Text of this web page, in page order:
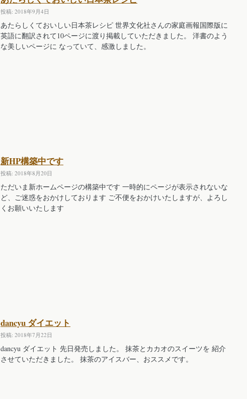
投稿: 2018年9月4日
あたらしくておいしい日本茶レシピ 世界文化社さんの家庭画報国際版に
英語に翻訳されて10ページに渡り掲載していただきました。 洋書のよう
な美しいページに なっていて、感激しました。
新HP構築中です
投稿: 2018年8月20日
ただいま新ホームページの構築中です 一時的にページが表示されないな
ど、ご迷惑をおかけしております ご不便をおかけいたしますが、よろし
くお願いいたします
dancyu ダイエット
投稿: 2018年7月22日
dancyu ダイエット 先日発売しました。 抹茶とカカオのスイーツを 紹介
させていただきました。 抹茶のアイスバー、おススメです。